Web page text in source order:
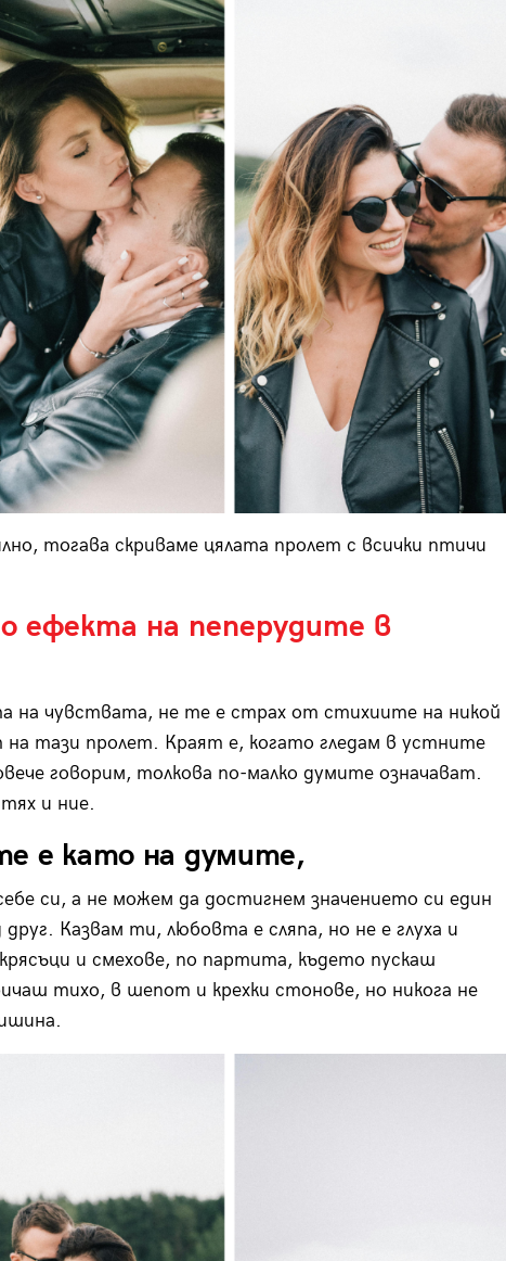
тогава скриваме цялата пролет с всички птичи
ефекта на пеперудите в
на чувствата, не те е страх от стихиите на никой
на тази пролет. Краят е, когато гледам в устните
говорим, толкова по-малко думите означават.
и ние.
е като на думите,
си, а не можем да достигнем значението си един
Казвам ти, любовта е сляпа, но не е глуха и
и смехове, по партита, където пускаш
тихо, в шепот и крехки стонове, но никога не